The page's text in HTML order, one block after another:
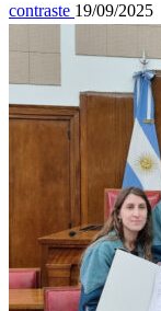
contraste 19/09/2025